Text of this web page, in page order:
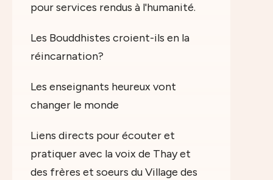
pour services rendus à l'humanité.
Les Bouddhistes croient-ils en la
réincarnation?
Les enseignants heureux vont
changer le monde
Liens directs pour écouter et
pratiquer avec la voix de Thay et
des frères et soeurs du Village des